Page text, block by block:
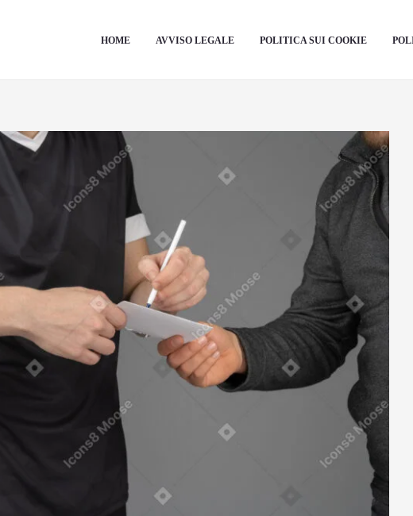
HOME AVVISO LEGALE POLITICA SUI COOKIE